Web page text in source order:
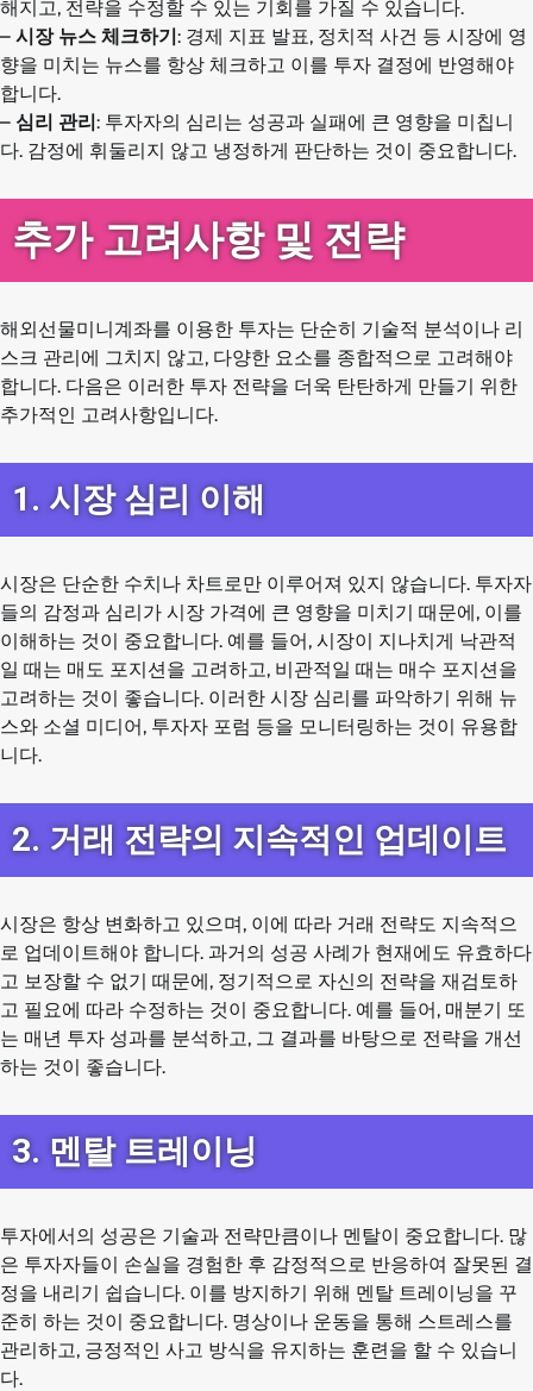
해지고, 전략을 수정할 수 있는 기회를 가질 수 있습니다.
– 시장 뉴스 체크하기: 경제 지표 발표, 정치적 사건 등 시장에 영
향을 미치는 뉴스를 항상 체크하고 이를 투자 결정에 반영해야
합니다.
– 심리 관리: 투자자의 심리는 성공과 실패에 큰 영향을 미칩니
다. 감정에 휘둘리지 않고 냉정하게 판단하는 것이 중요합니다.
추가 고려사항 및 전략
해외선물미니계좌를 이용한 투자는 단순히 기술적 분석이나 리
스크 관리에 그치지 않고, 다양한 요소를 종합적으로 고려해야
합니다. 다음은 이러한 투자 전략을 더욱 탄탄하게 만들기 위한
추가적인 고려사항입니다.
1. 시장 심리 이해
시장은 단순한 수치나 차트로만 이루어져 있지 않습니다. 투자자
들의 감정과 심리가 시장 가격에 큰 영향을 미치기 때문에, 이를
이해하는 것이 중요합니다. 예를 들어, 시장이 지나치게 낙관적
일 때는 매도 포지션을 고려하고, 비관적일 때는 매수 포지션을
고려하는 것이 좋습니다. 이러한 시장 심리를 파악하기 위해 뉴
스와 소셜 미디어, 투자자 포럼 등을 모니터링하는 것이 유용합
니다.
2. 거래 전략의 지속적인 업데이트
시장은 항상 변화하고 있으며, 이에 따라 거래 전략도 지속적으
로 업데이트해야 합니다. 과거의 성공 사례가 현재에도 유효하다
고 보장할 수 없기 때문에, 정기적으로 자신의 전략을 재검토하
고 필요에 따라 수정하는 것이 중요합니다. 예를 들어, 매분기 또
는 매년 투자 성과를 분석하고, 그 결과를 바탕으로 전략을 개선
하는 것이 좋습니다.
3. 멘탈 트레이닝
투자에서의 성공은 기술과 전략만큼이나 멘탈이 중요합니다. 많
은 투자자들이 손실을 경험한 후 감정적으로 반응하여 잘못된 결
정을 내리기 쉽습니다. 이를 방지하기 위해 멘탈 트레이닝을 꾸
준히 하는 것이 중요합니다. 명상이나 운동을 통해 스트레스를
관리하고, 긍정적인 사고 방식을 유지하는 훈련을 할 수 있습니
다.